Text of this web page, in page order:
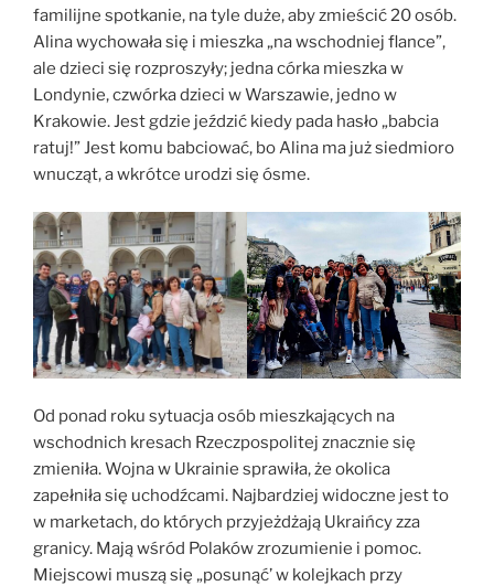
familijne spotkanie, na tyle duże, aby zmieścić 20 osób.
Alina wychowała się i mieszka „na wschodniej flance”,
ale dzieci się rozproszyły; jedna córka mieszka w
Londynie, czwórka dzieci w Warszawie, jedno w
Krakowie. Jest gdzie jeździć kiedy pada hasło „babcia
ratuj!” Jest komu babciować, bo Alina ma już siedmioro
wnucząt, a wkrótce urodzi się ósme.
Od ponad roku sytuacja osób mieszkających na
wschodnich kresach Rzeczpospolitej znacznie się
zmieniła. Wojna w Ukrainie sprawiła, że okolica
zapełniła się uchodźcami. Najbardziej widoczne jest to
w marketach, do których przyjeżdżają Ukraińcy zza
granicy. Mają wśród Polaków zrozumienie i pomoc.
Miejscowi muszą się „posunąć’ w kolejkach przy